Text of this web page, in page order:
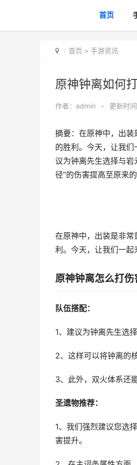
首页
首页 > 手游资讯
原神钟离如何
作者： admin • 更新时
摘要：在原神中，出
的胜利。今天，让我
议为钟离先生选择与
径”的伤害提高至原来
在原神中，出装是非
利。今天，让我们一起
原神钟离怎么打伤
队伍搭配：
1、建议为钟离先生选
2、这样可以将钟离的
3、此外，双火体系还
圣遗物推荐：
1、我们强烈建议您选
害提升。